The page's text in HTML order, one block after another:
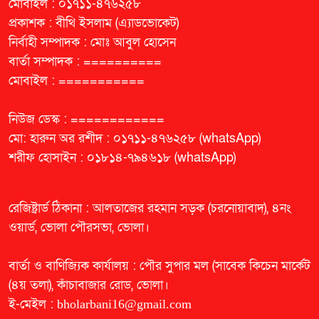
মোবাইল : ০১৭১১-৪৭৬২৫৮
প্রকাশক : বীথি ইসলাম (এ্যাডভোকেট)
নির্বাহী সম্পাদক : মোঃ আবুল হোসেন
বার্তা সম্পাদক : ==========
মোবাইল : ===========
নিউজ ডেস্ক : ============
মো: হারুন অর রশীদ : ০১৭১১-৪৭৬২৫৮ (whatsApp)
শরীফ হোসাইন : ০১৮১৪-৭৯৪৬১৮ (whatsApp)
রেজিষ্ট্রার্ড ঠিকানা : আলতাজের রহমান সড়ক (চরনোয়াবাদ), ৪নং
ওয়ার্ড, ভোলা পৌরসভা, ভোলা।
বার্তা ও বাণিজ্যিক কার্যালয় : পৌর সুপার মল (সাবেক কিচেন মার্কেট
(৪য় তলা), কাঁচাবাজার রোড, ভোলা।
ই-মেইল : bholarbani16@gmail.com